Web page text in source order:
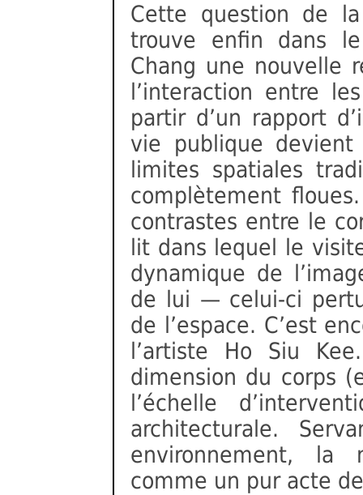
Cette question de
trouve enfin dans
Chang une nouvelle
l’interaction entre
partir d’un rapport
vie publique
limites spatiales
complètement
contrastes entre le
lit dans lequel le
dynamique de
de lui — celui-ci
de l’espace. C’est
l’artiste Ho Siu
dimension du corps
l’échelle
architecturale.
environnement, la
comme un pur acte